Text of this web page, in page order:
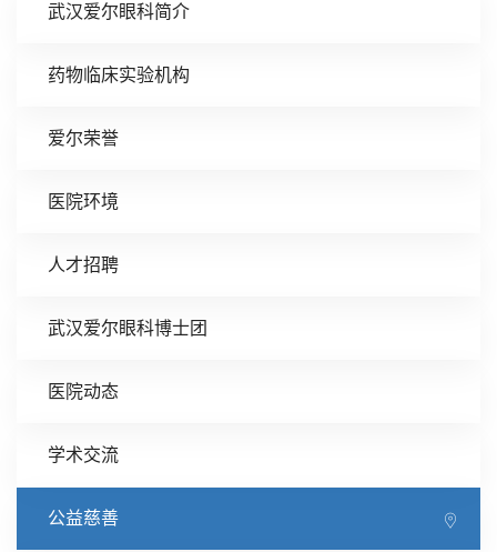
武汉爱尔眼科简介
药物临床实验机构
爱尔荣誉
医院环境
人才招聘
武汉爱尔眼科博士团
医院动态
学术交流
公益慈善